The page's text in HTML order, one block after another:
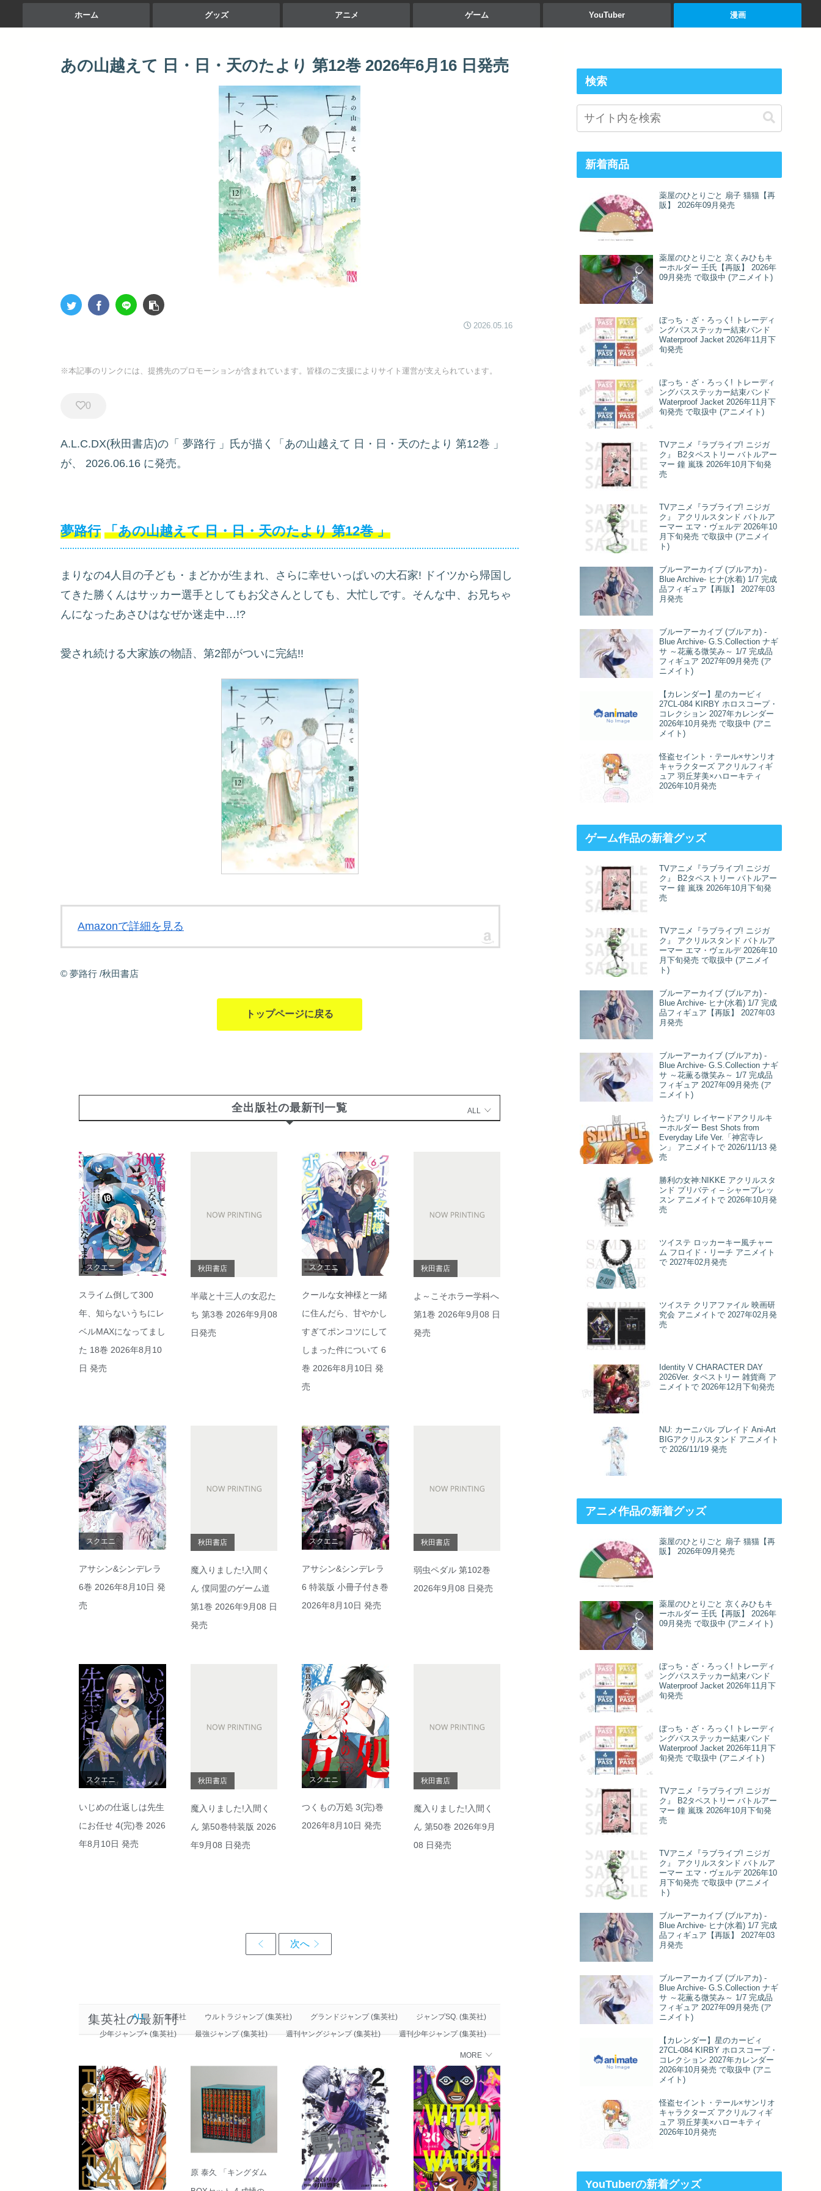
ホーム グッズ アニメ ゲーム YouTuber 漫画
あの山越えて 日・日・天のたより 第12巻 2026年6月16 日発売
2026.05.16
※本記事のリンクには、提携先のプロモーションが含まれています。皆様のご支援によりサイト運営が支えられています。
0
A.L.C.DX(秋田書店)の「 夢路行 」氏が描く「あの山越えて 日・日・天のたより 第12巻 」
が、
2026.06.16 に発売。
夢路行 「あの山越えて 日・日・天のたより第12巻」
まりなの4人目の子ども・まどかが生まれ、さらに幸せいっぱいの大石家! ドイツから帰国し
てきた勝くんはサッカー選手としてもお父さんとしても、大忙しです。そんな中、お兄ちゃ
んになったあさひはなぜか迷走中…!?
愛され続ける大家族の物語、第2部がついに完結!!
Amazonで詳細を見る
© 夢路行 /秋田書店
トップページに戻る
全出版社の最新刊一覧 ALL
スクエニ
スライム倒して300
年、知らないうちにレ
ベルMAXになってまし
た 18巻 2026年8月10
日 発売
秋田書店
半蔵と十三人の女忍た
ち 第3巻 2026年9月08
日発売
スクエニ
クールな女神様と一緒
に住んだら、甘やかし
すぎてポンコツにして
しまった件について 6
巻 2026年8月10日 発
売
秋田書店
よ～こそホラー学科へ
第1巻 2026年9月08 日
発売
スクエニ
アサシン&シンデレラ
6巻 2026年8月10日 発
売
秋田書店
魔入りました!入間く
ん 僕同盟のゲーム道
第1巻 2026年9月08 日
発売
スクエニ
アサシン&シンデレラ
6 特装版 小冊子付き巻
2026年8月10日 発売
秋田書店
弱虫ペダル 第102巻
2026年9月08 日発売
スクエニ
いじめの仕返しは先生
にお任せ 4(完)巻 2026
年8月10日 発売
秋田書店
魔入りました!入間く
ん 第50巻特装版 2026
年9月08 日発売
スクエニ
つくもの万処 3(完)巻
2026年8月10日 発売
秋田書店
魔入りました!入間く
ん 第50巻 2026年9月
08 日発売
集英社の最新刊
ALL 集英社 ウルトラジャンプ (集英社) グランドジャンプ (集英社)
ジャンプSQ. (集英社)
少年ジャンプ+ (集英社)
最強ジャンプ (集英社) 週刊ヤングジャンプ (集英社) 週刊少年ジャンプ (集英社)
MORE
原 泰久 「キングダム
検索
新着商品
薬屋のひとりごと 扇子 猫猫【再
販】 2026年09月発売
薬屋のひとりごと 京くみひもキ
ーホルダー 壬氏【再販】 2026年
09月発売 で取扱中 (アニメイト)
ぼっち・ざ・ろっく! トレーディ
ングパスステッカー結束バンド
Waterproof Jacket 2026年11月下
旬発売
ぼっち・ざ・ろっく! トレーディ
ングパスステッカー結束バンド
Waterproof Jacket 2026年11月下
旬発売 で取扱中 (アニメイト)
TVアニメ『ラブライブ! ニジガ
ク』 B2タペストリー バトルアー
マー 鐘 嵐珠 2026年10月下旬発
売
TVアニメ『ラブライブ! ニジガ
ク』 アクリルスタンド バトルア
ーマー エマ・ヴェルデ 2026年10
月下旬発売 で取扱中 (アニメイ
ト)
ブルーアーカイブ (ブルアカ) -
Blue Archive- ヒナ(水着) 1/7 完成
品フィギュア【再販】 2027年03
月発売
ブルーアーカイブ (ブルアカ) -
Blue Archive- G.S.Collection ナギ
サ ～花薫る微笑み～ 1/7 完成品
フィギュア 2027年09月発売 (ア
ニメイト)
【カレンダー】星のカービィ
27CL-084 KIRBY ホロスコープ・
コレクション 2027年カレンダー
2026年10月発売 で取扱中 (アニ
メイト)
怪盗セイント・テール×サンリオ
キャラクターズ アクリルフィギ
ュア 羽丘芽美×ハローキティ
2026年10月発売
ゲーム作品の新着グッズ
TVアニメ『ラブライブ! ニジガ
ク』 B2タペストリー バトルアー
マー 鐘 嵐珠 2026年10月下旬発
売
TVアニメ『ラブライブ! ニジガ
ク』 アクリルスタンド バトルア
ーマー エマ・ヴェルデ 2026年10
月下旬発売 で取扱中 (アニメイ
ト)
ブルーアーカイブ (ブルアカ) -
Blue Archive- ヒナ(水着) 1/7 完成
品フィギュア【再販】 2027年03
月発売
ブルーアーカイブ (ブルアカ) -
Blue Archive- G.S.Collection ナギ
サ ～花薫る微笑み～ 1/7 完成品
フィギュア 2027年09月発売 (ア
ニメイト)
うたプリ レイヤードアクリルキ
ーホルダー Best Shots from
Everyday Life Ver.「神宮寺レ
ン」 アニメイトで 2026/11/13 発
売
勝利の女神:NIKKE アクリルスタ
ンド プリバティ – シャープレッ
スン アニメイトで 2026年10月発
売
ツイステ ロッカーキー風チャー
ム フロイド・リーチ アニメイト
で 2027年02月発売
ツイステ クリアファイル 映画研
究会 アニメイトで 2027年02月発
売
Identity V CHARACTER DAY
2026Ver. タペストリー 雑貨商 ア
ニメイトで 2026年12月下旬発売
NU: カーニバル ブレイド Ani-Art
BIGアクリルスタンド アニメイト
で 2026/11/19 発売
アニメ作品の新着グッズ
薬屋のひとりごと 扇子 猫猫【再
販】 2026年09月発売
薬屋のひとりごと 京くみひもキ
ーホルダー 壬氏【再販】 2026年
09月発売 で取扱中 (アニメイト)
ぼっち・ざ・ろっく! トレーディ
ングパスステッカー結束バンド
Waterproof Jacket 2026年11月下
旬発売
ぼっち・ざ・ろっく! トレーディ
ングパスステッカー結束バンド
Waterproof Jacket 2026年11月下
旬発売 で取扱中 (アニメイト)
TVアニメ『ラブライブ! ニジガ
ク』 B2タペストリー バトルアー
マー 鐘 嵐珠 2026年10月下旬発
売
TVアニメ『ラブライブ! ニジガ
ク』 アクリルスタンド バトルア
ーマー エマ・ヴェルデ 2026年10
月下旬発売 で取扱中 (アニメイ
ト)
ブルーアーカイブ (ブルアカ) -
Blue Archive- ヒナ(水着) 1/7 完成
品フィギュア【再販】 2027年03
月発売
ブルーアーカイブ (ブルアカ) -
Blue Archive- G.S.Collection ナギ
サ ～花薫る微笑み～ 1/7 完成品
フィギュア 2027年09月発売 (ア
ニメイト)
【カレンダー】星のカービィ
27CL-084 KIRBY ホロスコープ・
コレクション 2027年カレンダー
2026年10月発売 で取扱中 (アニ
メイト)
怪盗セイント・テール×サンリオ
キャラクターズ アクリルフィギ
ュア 羽丘芽美×ハローキティ
2026年10月発売
YouTuberの新着グッズ